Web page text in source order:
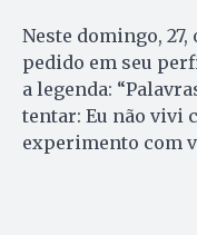
Neste domingo,
pedido em seu
a legenda:
tentar: Eu não vivi
experimento com